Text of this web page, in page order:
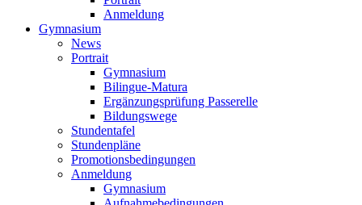
Anmeldung
Gymnasium
News
Portrait
Gymnasium
Bilingue-Matura
Ergänzungsprüfung Passerelle
Bildungswege
Stundentafel
Stundenpläne
Promotionsbedingungen
Anmeldung
Gymnasium